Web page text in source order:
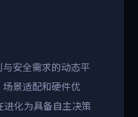
安全需求的动态平
景适配和硬件优
进化为具备自主决策